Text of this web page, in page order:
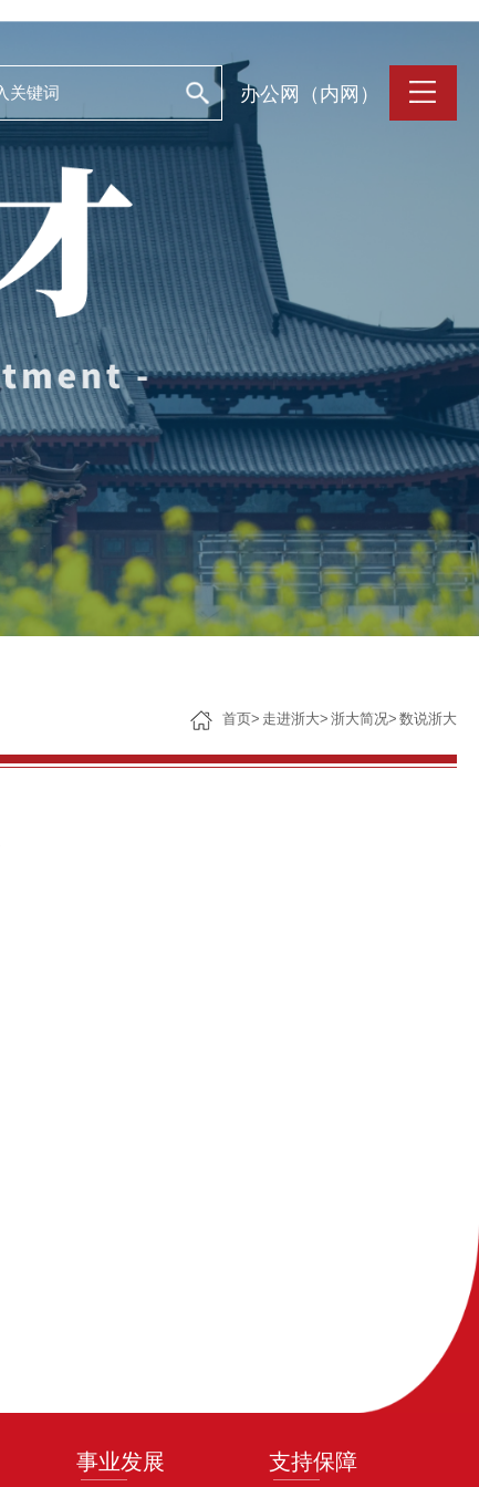
办公网（内网）
支持保障
Work and Life
工作条件
人文关怀
住房资源
生活环境
子女教育
服务保障
首页> 走进浙大> 浙大简况> 数说浙大
事业发展 支持保障